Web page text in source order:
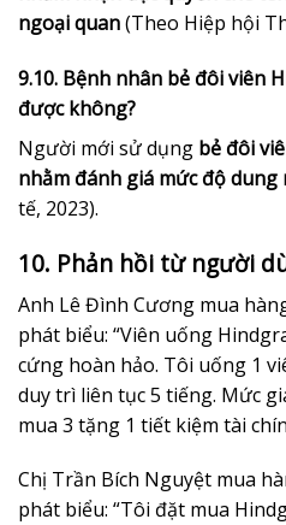
ngoại quan(Theo Hiệp hội
9.10. Bệnh nhân bẻ đôi viên
được không?
Người mới sử dụng bẻ đôi
nhằm đánh giá mức độ dung
tế, 2023).
10. Phản hồi từ người
Anh Lê Đình Cương mua
phát biểu: “Viên uống
cứng hoàn hảo. Tôi uống 1
duy trì liên tục 5 tiếng. Mức
mua 3 tặng 1 tiết kiệm tài
Chị Trần Bích Nguyệt mua
phát biểu: “Tôi đặt mua